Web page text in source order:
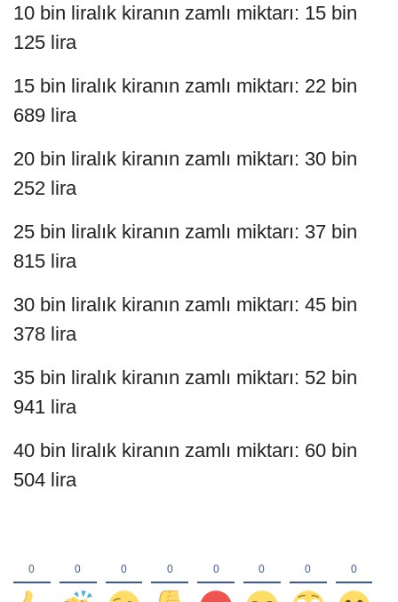
10 bin liralık kiranın zamlı miktarı: 15 bin
125 lira
15 bin liralık kiranın zamlı miktarı: 22 bin
689 lira
20 bin liralık kiranın zamlı miktarı: 30 bin
252 lira
25 bin liralık kiranın zamlı miktarı: 37 bin
815 lira
30 bin liralık kiranın zamlı miktarı: 45 bin
378 lira
35 bin liralık kiranın zamlı miktarı: 52 bin
941 lira
40 bin liralık kiranın zamlı miktarı: 60 bin
504 lira